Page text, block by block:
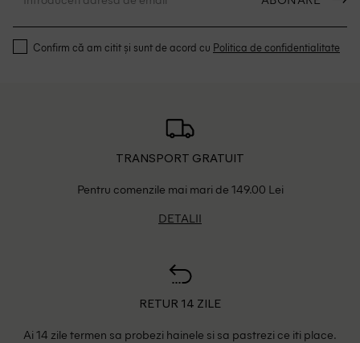
Confirm că am citit și sunt de acord cu Politica de confidentialitate
TRANSPORT GRATUIT
Pentru comenzile mai mari de 149.00 Lei
DETALII
RETUR 14 ZILE
Ai 14 zile termen sa probezi hainele si sa pastrezi ce iti place.